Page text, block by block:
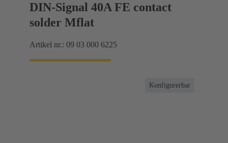
DIN-Signal 40A FE contact
solder Mflat
Artikel nr.: 09 03 000 6225
Konfigurerbar